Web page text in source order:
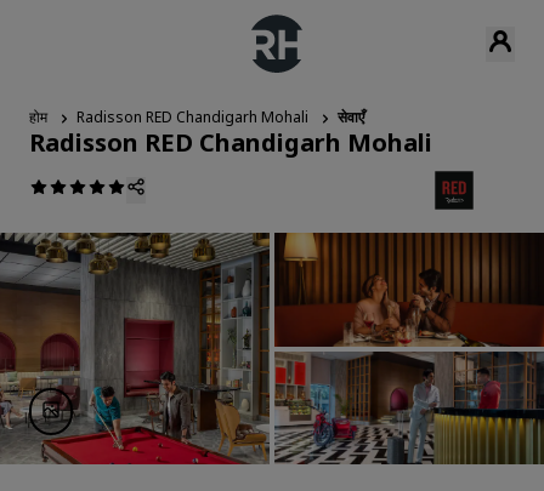
होम Radisson RED Chandigarh Mohali सेवाएँ
Radisson RED Chandigarh Mohali